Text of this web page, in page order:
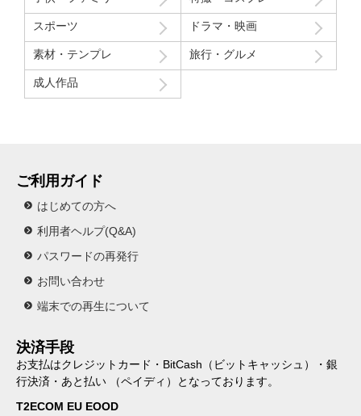
スポーツ ドラマ・映画
素材・テンプレ 旅行・グルメ
成人作品
ご利用ガイド
はじめての方へ
利用者ヘルプ(Q&A)
パスワードの再発行
お問い合わせ
端末での再生について
決済手段
お支払はクレジットカード・BitCash（ビットキャッシュ）・銀
行決済・あと払い （ペイディ）となっております。
T2ECOM EU EOOD